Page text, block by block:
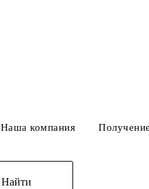
Наша компания
Найти